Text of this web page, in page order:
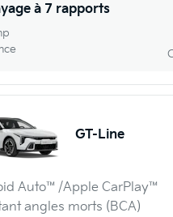
à 7 rapports
GT-Line
Auto™/Apple CarPlay™
angles morts (BCA)